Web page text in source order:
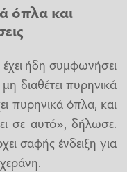
όπλα και
ήδη συμφωνήσει
διαθέτει πυρηνικά
πυρηνικά όπλα, και
σε αυτό», δήλωσε.
σαφής ένδειξη για